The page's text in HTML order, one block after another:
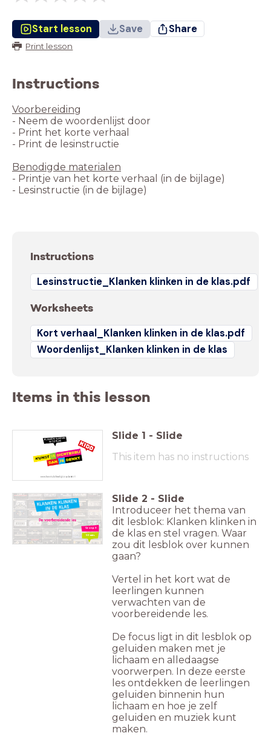
Start lesson Save Share
Print lesson
Instructions
Voorbereiding
Benodigde materialen
Instructions
Lesinstructie_Klanken klinken in de klas.pdf
Worksheets
Kort verhaal_Klanken klinken in de klas.pdf
Woordenlijst_Klanken klinken in de klas
Items in this lesson
Slide 1 - Slide
This item has no instructions
Groep 3
50 min.
Slide 2 - Slide
Introduceer het thema van
dit lesblok: Klanken klinken in
de klas en stel vragen. Waar
zou dit lesblok over kunnen
gaan?
Vertel in het kort wat de
leerlingen kunnen
verwachten van de
voorbereidende les.
De focus ligt in dit lesblok op
geluiden maken met je
lichaam en alledaagse
voorwerpen. In deze eerste
les ontdekken de leerlingen
geluiden binnenin hun
lichaam en hoe je zelf
geluiden en muziek kunt
maken.